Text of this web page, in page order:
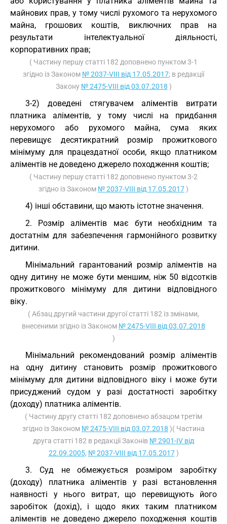
майнових прав, у тому числі рухомого та нерухомого
майна, грошових коштів, виключних прав на
результати інтелектуальної діяльності,
корпоративних прав;
( Частину першу статті 182 доповнено пунктом 3-1
згідно із Законом № 2037-VIII від 17.05.2017; в редакції
Закону № 2475-VIII від 03.07.2018 )
3-2) доведені стягувачем аліментів витрати
платника аліментів, у тому числі на придбання
нерухомого або рухомого майна, сума яких
перевищує десятикратний розмір прожиткового
мінімуму для працездатної особи, якщо платником
аліментів не доведено джерело походження коштів;
( Частину першу статті 182 доповнено пунктом 3-2
згідно із Законом № 2037-VIII від 17.05.2017)
4) інші обставини, що мають істотне значення.
2. Розмір аліментів має бути необхідним та
достатнім для забезпечення гармонійного розвитку
дитини.
Мінімальний гарантований розмір аліментів на
одну дитину не може бути меншим, ніж 50 відсотків
прожиткового мінімуму для дитини відповідного
віку.
( Абзац другий частини другої статті 182 із змінами,
внесеними згідно із Законом № 2475-VIII від 03.07.2018
)
Мінімальний рекомендований розмір аліментів
на одну дитину становить розмір прожиткового
мінімуму для дитини відповідного віку і може бути
присуджений судом у разі достатності заробітку
(доходу) платника аліментів.
( Частину другу статті 182 доповнено абзацом третім
згідно із Законом № 2475-VIII від 03.07.2018 )( Частина
друга статті 182 в редакції Законів № 2901-IV від
22.09.2005, № 2037-VIII від 17.05.2017)
3. Суд не обмежується розміром заробітку
(доходу) платника аліментів у разі встановлення
наявності у нього витрат, що перевищують його
заробіток (дохід), і щодо яких таким платником
аліментів не доведено джерело походження коштів